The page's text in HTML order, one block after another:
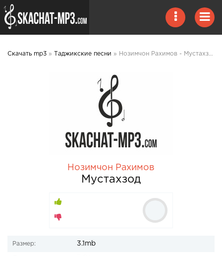
Скачать mp3 » Таджикские песни » Нозимчон Рахимов - Мустахзод mp3 скачать
Нозимчон Рахимов
Мустахзод
Размер: 3.1mb